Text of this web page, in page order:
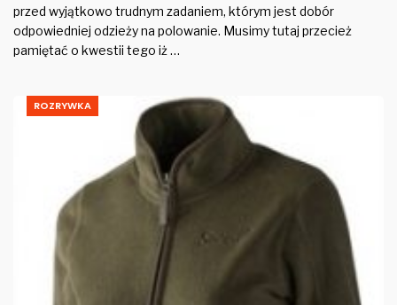
przed wyjątkowo trudnym zadaniem, którym jest dobór
odpowiedniej odzieży na polowanie. Musimy tutaj przecież
pamiętać o kwestii tego iż …
ROZRYWKA